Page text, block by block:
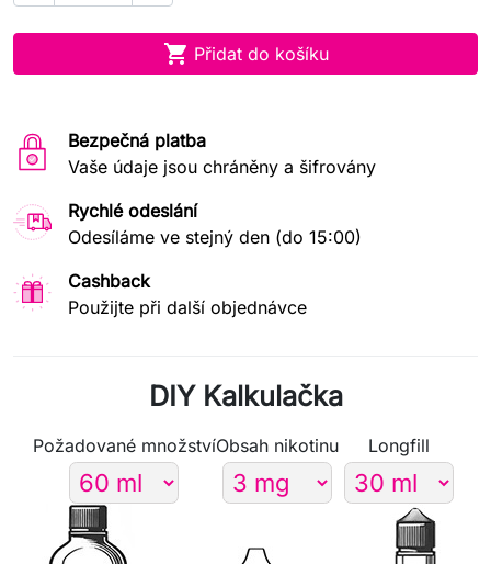
 Přidat do košíku
Bezpečná platba
Vaše údaje jsou chráněny a šifrovány
Rychlé odeslání
Odesíláme ve stejný den (do 15:00)
Cashback
Použijte při další objednávce
DIY Kalkulačka
Požadované množstvíObsah nikotinu Longfill